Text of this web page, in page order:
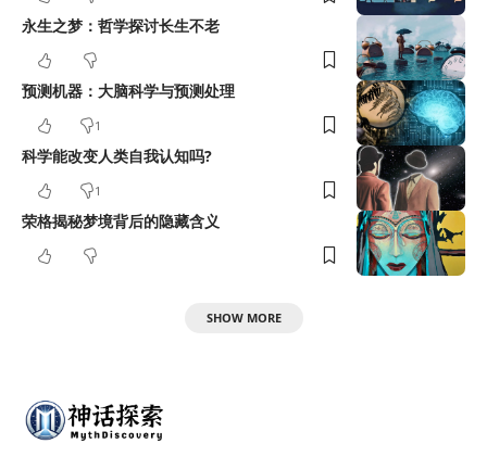
永生之梦：哲学探讨长生不老
预测机器：大脑科学与预测处理
1
科学能改变人类自我认知吗?
1
荣格揭秘梦境背后的隐藏含义
SHOW MORE